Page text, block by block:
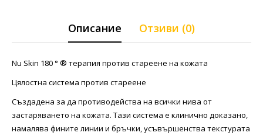
Описание Отзиви (0)
Nu Skin 180 ° ® терапия против стареене на кожата
Цялостна система против стареене
Създадена за да противодейства на всички нива от
застаряването на кожата. Тази система е клинично доказано,
намалява фините линии и бръчки, усъвършенства текстурата